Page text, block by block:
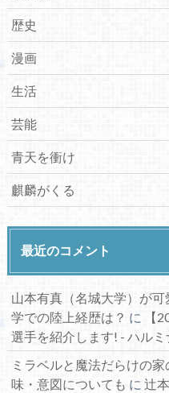
歴史
漫画
生活
芸能
青天を衝け
麒麟がくる
最近のコメント
山本有真（名城大学）が
学での陸上経歴は？ に
【
選手を紹介します! - ハルミ
ミラベルと魔法だらけの
味・意図についても に 辻本